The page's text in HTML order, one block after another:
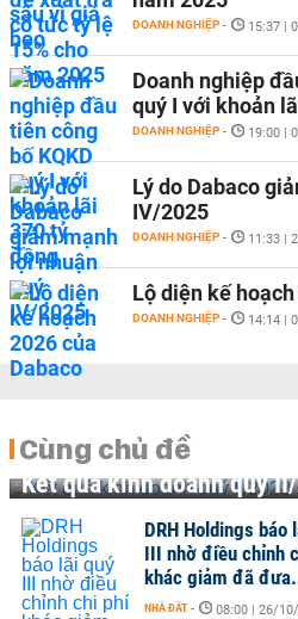
DOANH NGHIỆP - 15:37 |
Doanh nghiệp
quý I với khoản
DOANH NGHIỆP - 19:00 |
Lý do Dabaco
IV/2025
DOANH NGHIỆP - 11:33 |
Lộ diện kế
DOANH NGHIỆP - 14:14 |
Cùng chủ đề
Kết quả kinh doanh quý
DRH Holdings báo
III nhờ điều chỉnh
khác giảm đã
NHÀ ĐẤT - 08:00 | 26/